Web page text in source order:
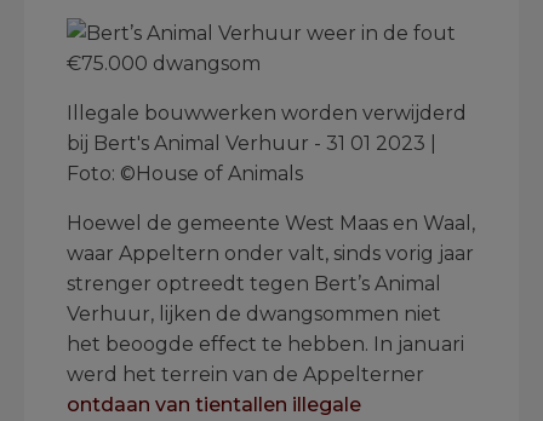
Illegale bouwwerken worden verwijderd
bij Bert's Animal Verhuur - 31 01 2023 |
Foto: ©House of Animals
Hoewel de gemeente West Maas en Waal,
waar Appeltern onder valt, sinds vorig jaar
strenger optreedt tegen Bert’s Animal
Verhuur, lijken de dwangsommen niet
het beoogde effect te hebben. In januari
werd het terrein van de Appelterner
ontdaan van tientallen illegale